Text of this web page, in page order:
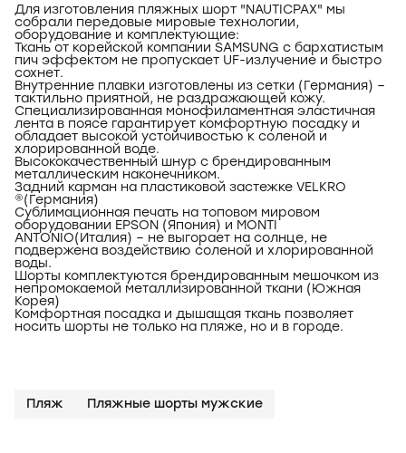
Для изготовления пляжных шорт "NAUTICPAX" мы
собрали передовые мировые технологии,
оборудование и комплектующие:
Ткань от корейской компании SAMSUNG с бархатистым
пич эффектом не пропускает UF-излучение и быстро
сохнет.
Внутренние плавки изготовлены из сетки (Германия) –
тактильно приятной, не раздражающей кожу.
Специализированная монофиламентная эластичная
лента в поясе гарантирует комфортную посадку и
обладает высокой устойчивостью к соленой и
хлорированной воде.
Высококачественный шнур с брендированным
металлическим наконечником.
Задний карман на пластиковой застежке VELKRO
®(Германия)
Сублимационная печать на топовом мировом
оборудовании EPSON (Япония) и MONTI
ANTONIO(Италия) – не выгорает на солнце, не
подвержена воздействию соленой и хлорированной
воды.
Шорты комплектуются брендированным мешочком из
непромокаемой металлизированной ткани (Южная
Корея)
Комфортная посадка и дышащая ткань позволяет
носить шорты не только на пляже, но и в городе.
Пляж Пляжные шорты мужские